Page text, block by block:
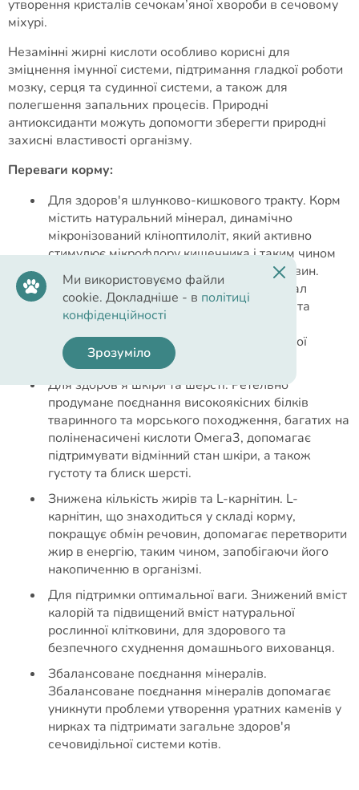
утворення кристалів сечокам’яної хвороби в сечовому
міхурі.
Незамінні жирні кислоти особливо корисні для
зміцнення імунної системи, підтримання гладкої роботи
мозку, серця та судинної системи, а також для
полегшення запальних процесів. Природні
антиоксиданти можуть допомогти зберегти природні
захисні властивості організму.
Переваги корму:
Для здоров'я шлунково-кишкового тракту. Корм
містить натуральний мінерал, динамічно
мікронізований кліноптилоліт, який активно
стимулює мікрофлору кишечника і таким чином
покращує засвоюваність поживних речовин.
Завдяки особливій мікроструктурі, мінерал
допомагає виводити з організму токсини та
зміцнює імунну систему, а також сприяє
регенерації суглобів та покращенню їхньої
рухливості.
Для здоров'я шкіри та шерсті. Ретельно
продумане поєднання високоякісних білків
тваринного та морського походження, багатих на
поліненасичені кислоти Омега3, допомагає
підтримувати відмінний стан шкіри, а також
густоту та блиск шерсті.
Знижена кількість жирів та L-карнітин. L-
карнітин, що знаходиться у складі корму,
покращує обмін речовин, допомагає перетворити
жир в енергію, таким чином, запобігаючи його
накопиченню в організмі.
Для підтримки оптимальної ваги. Знижений вміст
калорій та підвищений вміст натуральної
рослинної клітковини, для здорового та
безпечного схуднення домашнього вихованця.
Збалансоване поєднання мінералів.
Збалансоване поєднання мінералів допомагає
уникнути проблеми утворення уратних каменів у
нирках та підтримати загальне здоров'я
сечовидільної системи котів.
Ми використовуємо файли
cookie. Докладніше - в політиці
конфіденційності
Зрозуміло